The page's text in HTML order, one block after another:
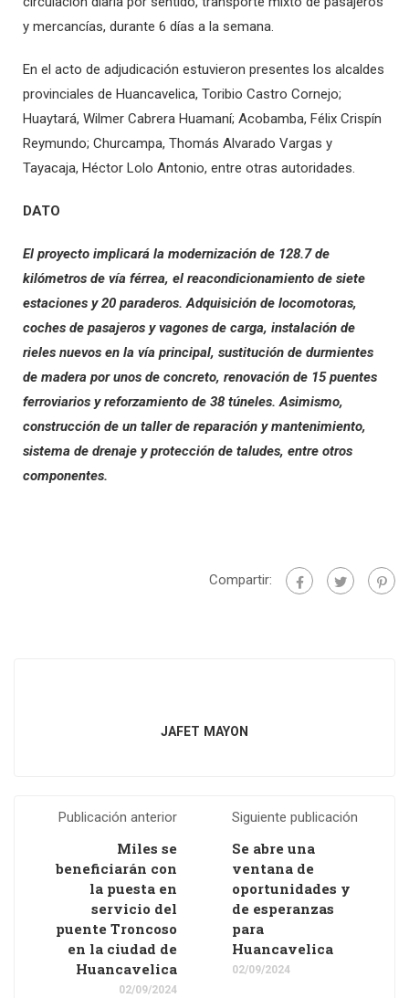
y mercancías, durante 6 días a la semana.
En el acto de adjudicación estuvieron presentes los alcaldes
provinciales de Huancavelica, Toribio Castro Cornejo;
Huaytará, Wilmer Cabrera Huamaní; Acobamba, Félix Crispín
Reymundo; Churcampa, Thomás Alvarado Vargas y
Tayacaja, Héctor Lolo Antonio, entre otras autoridades.
DATO
El proyecto implicará la modernización de 128.7 de
kilómetros de vía férrea, el reacondicionamiento de siete
estaciones y 20 paraderos. Adquisición de locomotoras,
coches de pasajeros y vagones de carga, instalación de
rieles nuevos en la vía principal, sustitución de durmientes
de madera por unos de concreto, renovación de 15 puentes
ferroviarios y reforzamiento de 38 túneles. Asimismo,
construcción de un taller de reparación y mantenimiento,
sistema de drenaje y protección de taludes, entre otros
componentes.
Compartir:
JAFET MAYON
Publicación anterior
Miles se
beneficiarán con
la puesta en
servicio del
puente Troncoso
en la ciudad de
Huancavelica
02/09/2024
Siguiente publicación
Se abre una
ventana de
oportunidades y
de esperanzas
para
Huancavelica
02/09/2024